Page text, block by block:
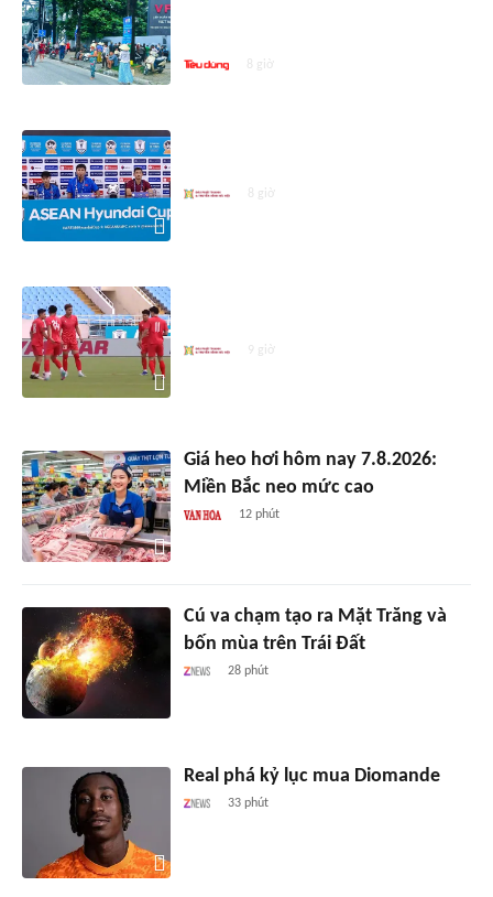
8 giờ
8 giờ
9 giờ
Giá heo hơi hôm nay 7.8.2026:
Miền Bắc neo mức cao
12 phút
Cú va chạm tạo ra Mặt Trăng và
bốn mùa trên Trái Đất
28 phút
Real phá kỷ lục mua Diomande
33 phút